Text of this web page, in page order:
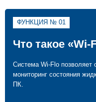
ФУНКЦИЯ № 01
Что такое «Wi-
Система Wi-Flo позволяет
мониторинг состояния
ПК.